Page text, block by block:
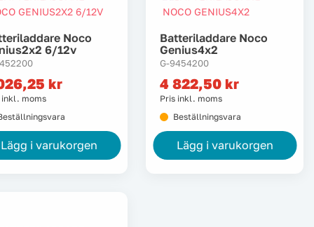
Noco
6/12v
kr
inkl. moms
Lägg i varukorgen
Batteriladdare Noco
Genius4x2
G-9454200
4 822,50 kr
Pris inkl. moms
Beställningsvara
Lägg i varukorgen